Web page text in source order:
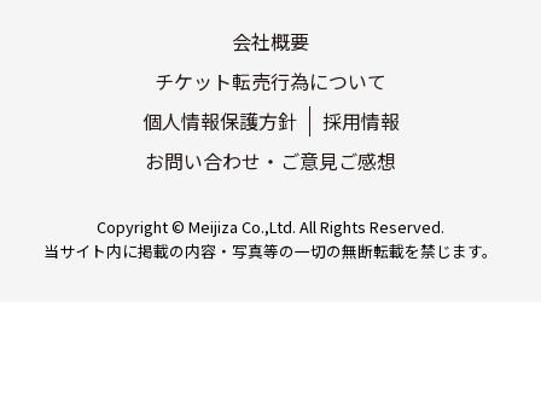
会社概要
チケット転売行為について
個人情報保護方針
採用情報
お問い合わせ・ご意見ご感想
Copyright © Meijiza Co.,Ltd. All Rights Reserved.
当サイト内に掲載の内容・写真等の一切の無断転載を禁じます。